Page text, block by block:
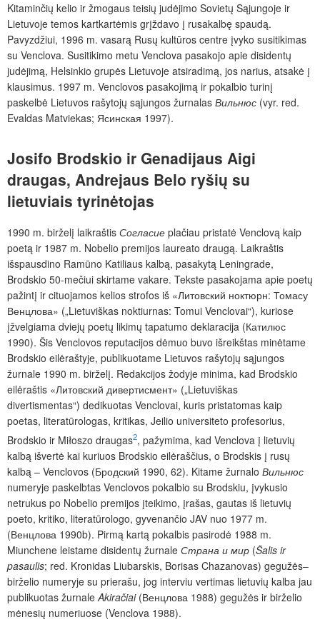
Kitaminčių kelio ir žmogaus teisių judėjimo Sovietų Sąjungoje ir
Lietuvoje temos kartkartėmis grįždavo į rusakalbę spaudą.
Pavyzdžiui, 1996 m. vasarą Rusų kultūros centre įvyko susitikimas
su Venclova. Susitikimo metu Venclova pasakojo apie disidentų
judėjimą, Helsinkio grupės Lietuvoje atsiradimą, jos narius, atsakė į
klausimus. 1997 m. Venclovos pasakojimą ir pokalbio turinį
paskelbė Lietuvos rašytojų sąjungos žurnalas Вильнюс (vyr. red.
Evaldas Matviekas; Ясинская 1997).
Josifo Brodskio ir Genadijaus Aigi
draugas, Andrejaus Belo ryšių su
lietuviais tyrinėtojas
1990 m. birželį laikraštis Согласие plačiau pristatė Venclovą kaip
poetą ir 1987 m. Nobelio premijos laureato draugą. Laikraštis
išspausdino Ramūno Katiliaus kalbą, pasakytą Leningrade,
Brodskio 50-mečiui skirtame vakare. Tekste pasakojama apie poetų
pažintį ir cituojamos kelios strofos iš «Литовский ноктюрн: Томасу
Венцлова» („Lietuviškas noktiurnas: Tomui Venclovai“), kuriose
įžvelgiama dviejų poetų likimų tapatumo deklaracija (Катилюс
1990). Šis Venclovos reputacijos dėmuo buvo išreikštas minėtame
Brodskio eilėraštyje, publikuotame Lietuvos rašytojų sąjungos
žurnale 1990 m. birželį. Redakcijos žodyje minima, kad Brodskio
eilėraštis «Литовский дивертисмент» („Lietuviškas
divertismentas“) dedikuotas Venclovai, kuris pristatomas kaip
poetas, literatūrologas, kritikas, Jeilio universiteto profesorius,
Brodskio ir Miłoszo draugas2, pažymima, kad Venclova į lietuvių
kalbą išvertė kai kuriuos Brodskio eilėraščius, o Brodskis į rusų
kalbą – Venclovos (Бродский 1990, 62). Kitame žurnalo Вильнюс
numeryje paskelbtas Venclovos pokalbio su Brodskiu, įvykusio
netrukus po Nobelio premijos įteikimo, įrašas, gautas iš lietuvių
poeto, kritiko, literatūrologo, gyvenančio JAV nuo 1977 m.
(Венцлова 1990b). Pirmą kartą pokalbis pasirodė 1988 m.
Miunchene leistame disidentų žurnale Страна и мир (Šalis ir
pasaulis; red. Kronidas Liubarskis, Borisas Chazanovas) gegužės–
birželio numeryje su prierašu, jog interviu vertimas lietuvių kalba jau
publikuotas žurnale Akiračiai(Венцлова 1988) gegužės ir birželio
mėnesių numeriuose (Venclova 1988).